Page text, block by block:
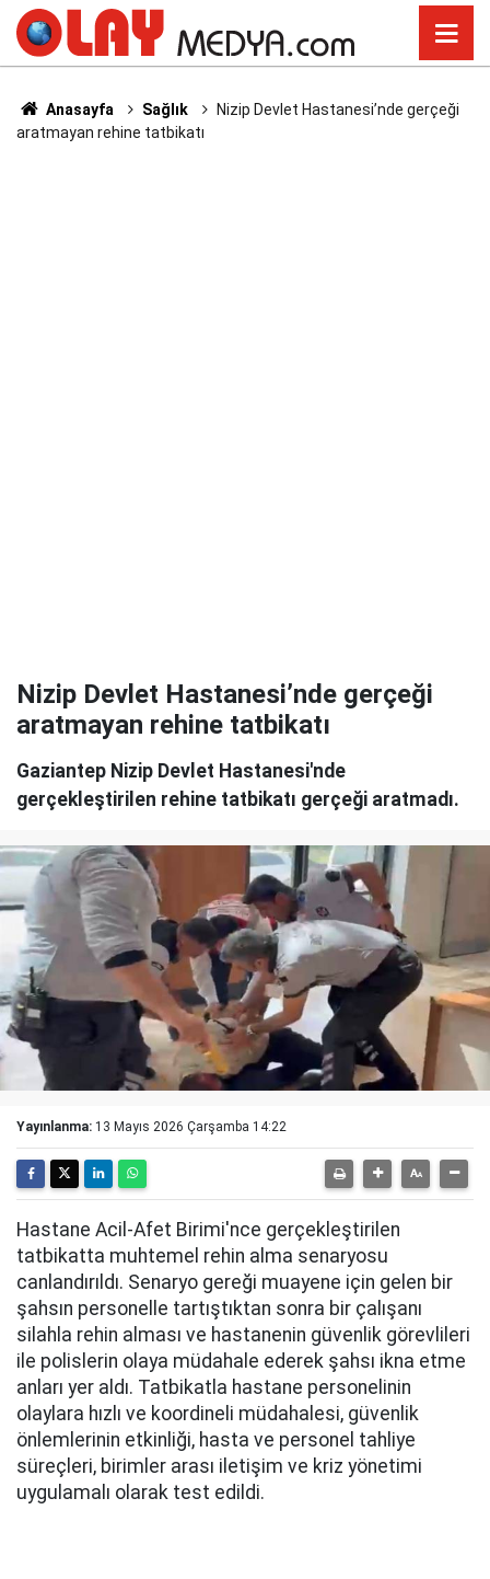
Anasayfa Sağlık
Nizip Devlet Hastanesi’nde gerçeği
aratmayan rehine tatbikatı
Nizip Devlet Hastanesi’nde gerçeği
aratmayan rehine tatbikatı
Gaziantep Nizip Devlet Hastanesi'nde
gerçekleştirilen rehine tatbikatı gerçeği aratmadı.
Yayınlanma: 13 Mayıs 2026 Çarşamba 14:22
Hastane Acil-Afet Birimi'nce gerçekleştirilen
tatbikatta muhtemel rehin alma senaryosu
canlandırıldı. Senaryo gereği muayene için gelen bir
şahsın personelle tartıştıktan sonra bir çalışanı
silahla rehin alması ve hastanenin güvenlik görevlileri
ile polislerin olaya müdahale ederek şahsı ikna etme
anları yer aldı. Tatbikatla hastane personelinin
olaylara hızlı ve koordineli müdahalesi, güvenlik
önlemlerinin etkinliği, hasta ve personel tahliye
süreçleri, birimler arası iletişim ve kriz yönetimi
uygulamalı olarak test edildi.